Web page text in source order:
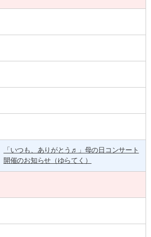
講座・催し
「いつも、ありがとう♬」母の日コンサート
開催のお知らせ（ゆらてく）